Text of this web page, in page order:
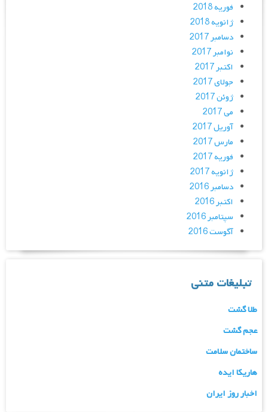
فوریه 2018
ژانویه 2018
دسامبر 2017
نوامبر 2017
اکتبر 2017
جولای 2017
ژوئن 2017
می 2017
آوریل 2017
مارس 2017
فوریه 2017
ژانویه 2017
دسامبر 2016
اکتبر 2016
سپتامبر 2016
آگوست 2016
تبلیغات متنی
طلا گشت
عجم گشت
ساختمان سلامت
هاریکا ایده
اخبار روز ایران